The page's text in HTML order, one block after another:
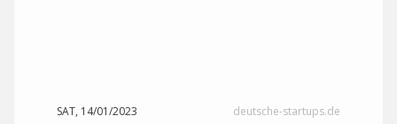
SAT, 14/01/2023 deutsche-startups.de